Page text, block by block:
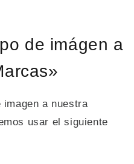
de imágen a
imagen a nuestra
usar el siguiente